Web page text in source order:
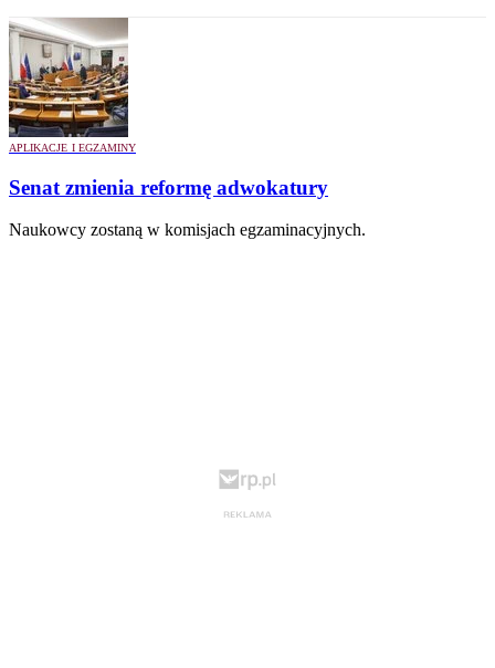
APLIKACJE I EGZAMINY
Senat zmienia reformę adwokatury
Naukowcy zostaną w komisjach egzaminacyjnych.